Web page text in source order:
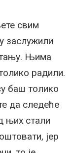
свим
заслужили
Њима
радили.
баш толико
да следеће
њих стали
јер